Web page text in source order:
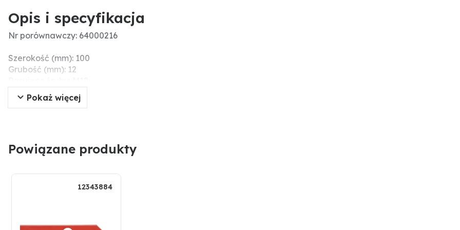
Opis i specyfikacja
Nr porównawczy: 64000216
Szerokość (mm): 100
Grubość (mm): 12
Wskazówki montażowe: Die Schrauben und Mutter nicht mit einem Druckluftwerkzeug anziehen, da dieses das
Długość (mm): 337
Pokaż więcej
Powiązane produkty
12343884